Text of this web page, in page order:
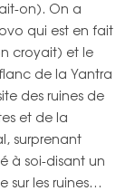
on). On a
qui est en fait
croyait) et le
de la Yantra
des ruines de
et de la
surprenant
à soi-disant un
sur les ruines…